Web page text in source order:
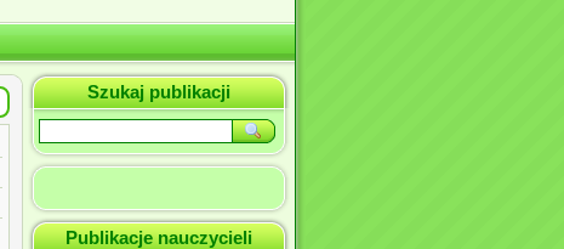
Szukaj publikacji
Publikacje nauczycieli